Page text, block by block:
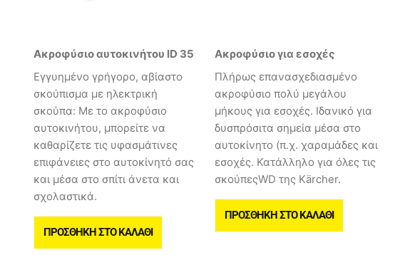
Ακροφύσιο αυτοκινήτου ID 35
Εγγυημένο γρήγορο, αβίαστο
σκούπισμα με ηλεκτρική
σκούπα: Με το ακροφύσιο
αυτοκινήτου, μπορείτε να
καθαρίζετε τις υφασμάτινες
επιφάνειες στο αυτοκίνητό σας
και μέσα στο σπίτι άνετα και
σχολαστικά.
ΠΡΟΣΘΉΚΗ ΣΤΟ ΚΑΛΆΘΙ
Ακροφύσιο για εσοχές
Πλήρως επανασχεδιασμένο
ακροφύσιο πολύ μεγάλου
μήκους για εσοχές. Ιδανικό για
δυσπρόσιτα σημεία μέσα στο
αυτοκίνητο (π.χ. χαραμάδες και
εσοχές. Κατάλληλο για όλες τις
σκούπεςWD της Kärcher.
ΠΡΟΣΘΉΚΗ ΣΤΟ ΚΑΛΆΘΙ